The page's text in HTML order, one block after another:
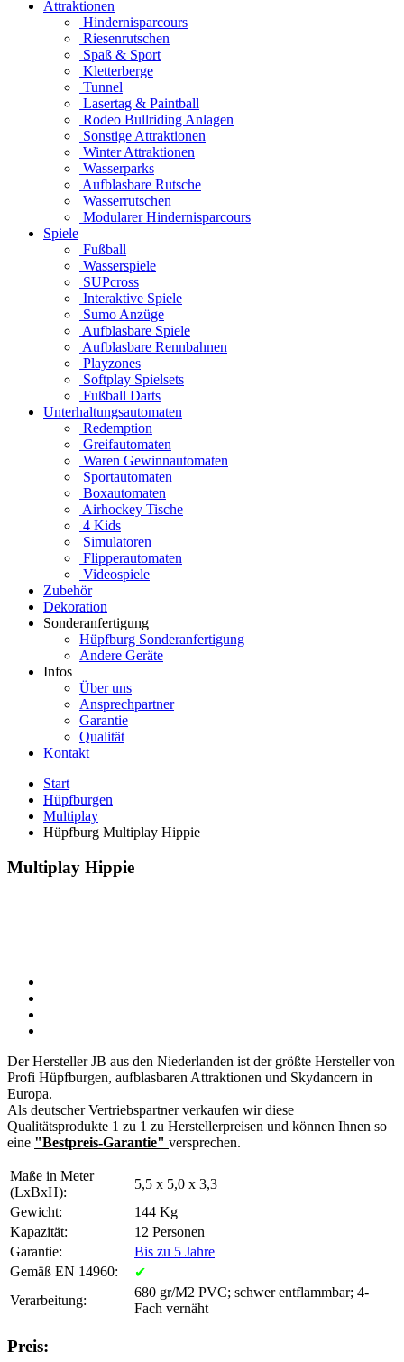
Attraktionen
Hindernisparcours
Riesenrutschen
Spaß & Sport
Kletterberge
Tunnel
Lasertag & Paintball
Rodeo Bullriding Anlagen
Sonstige Attraktionen
Winter Attraktionen
Wasserparks
Aufblasbare Rutsche
Wasserrutschen
Modularer Hindernisparcours
Spiele
Fußball
Wasserspiele
SUPcross
Interaktive Spiele
Sumo Anzüge
Aufblasbare Spiele
Aufblasbare Rennbahnen
Playzones
Softplay Spielsets
Fußball Darts
Unterhaltungsautomaten
Redemption
Greifautomaten
Waren Gewinnautomaten
Sportautomaten
Boxautomaten
Airhockey Tische
4 Kids
Simulatoren
Flipperautomaten
Videospiele
Zubehör
Dekoration
Sonderanfertigung
Hüpfburg Sonderanfertigung
Andere Geräte
Infos
Über uns
Ansprechpartner
Garantie
Qualität
Kontakt
Start
Hüpfburgen
Multiplay
Hüpfburg Multiplay Hippie
Multiplay Hippie
Der Hersteller JB aus den Niederlanden ist der größte Hersteller von
Profi Hüpfburgen, aufblasbaren Attraktionen und Skydancern in
Europa.
Als deutscher Vertriebspartner verkaufen wir diese
Qualitätsprodukte 1 zu 1 zu Herstellerpreisen und können Ihnen so
eine "Bestpreis-Garantie" versprechen.
Maße in Meter
(LxBxH):
5,5 x 5,0 x 3,3
Gewicht:
144 Kg
Kapazität:
12 Personen
Garantie:
Bis zu 5 Jahre
Gemäß EN 14960:
✔
Verarbeitung:
680 gr/M2 PVC; schwer entflammbar; 4-
Fach vernäht
Preis: